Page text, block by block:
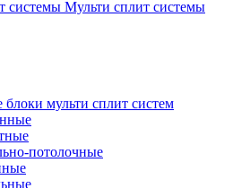
Мульти сплит системы
мульти сплит систем
потолочные